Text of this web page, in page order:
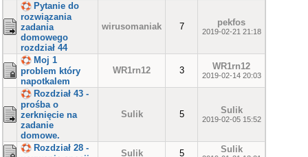
Pytanie do
rozwiązania
zadania
domowego
rozdział 44
wirusomaniak 7 pekfos
2019-02-21 21:18
Moj 1
problem który
napotkalem
WR1rn12 3 WR1rn12
2019-02-14 20:03
Rozdział 43 -
prośba o
zerknięcie na
zadanie
domowe.
Sulik 5 Sulik
2019-02-05 15:52
Rozdział 28 -
Sulik 5 Sulik